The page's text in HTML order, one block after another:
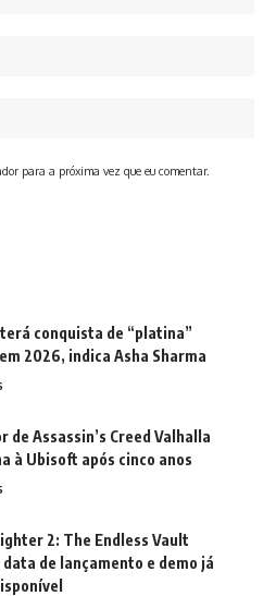
para a próxima vez que eu comentar.
terá conquista de “platina”
2026, indica Asha Sharma
de Assassin’s Creed Valhalla
à Ubisoft após cinco anos
2: The Endless Vault
data de lançamento e demo já